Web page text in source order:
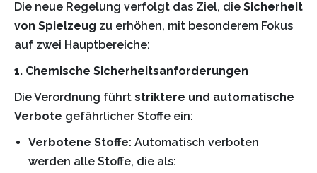
Die neue Regelung verfolgt das Ziel, die Sicherheit
von Spielzeug zu erhöhen, mit besonderem Fokus
auf zwei Hauptbereiche:
1. Chemische Sicherheitsanforderungen
Die Verordnung führt striktere und automatische
Verbote gefährlicher Stoffe ein:
Verbotene Stoffe: Automatisch verboten
werden alle Stoffe, die als: